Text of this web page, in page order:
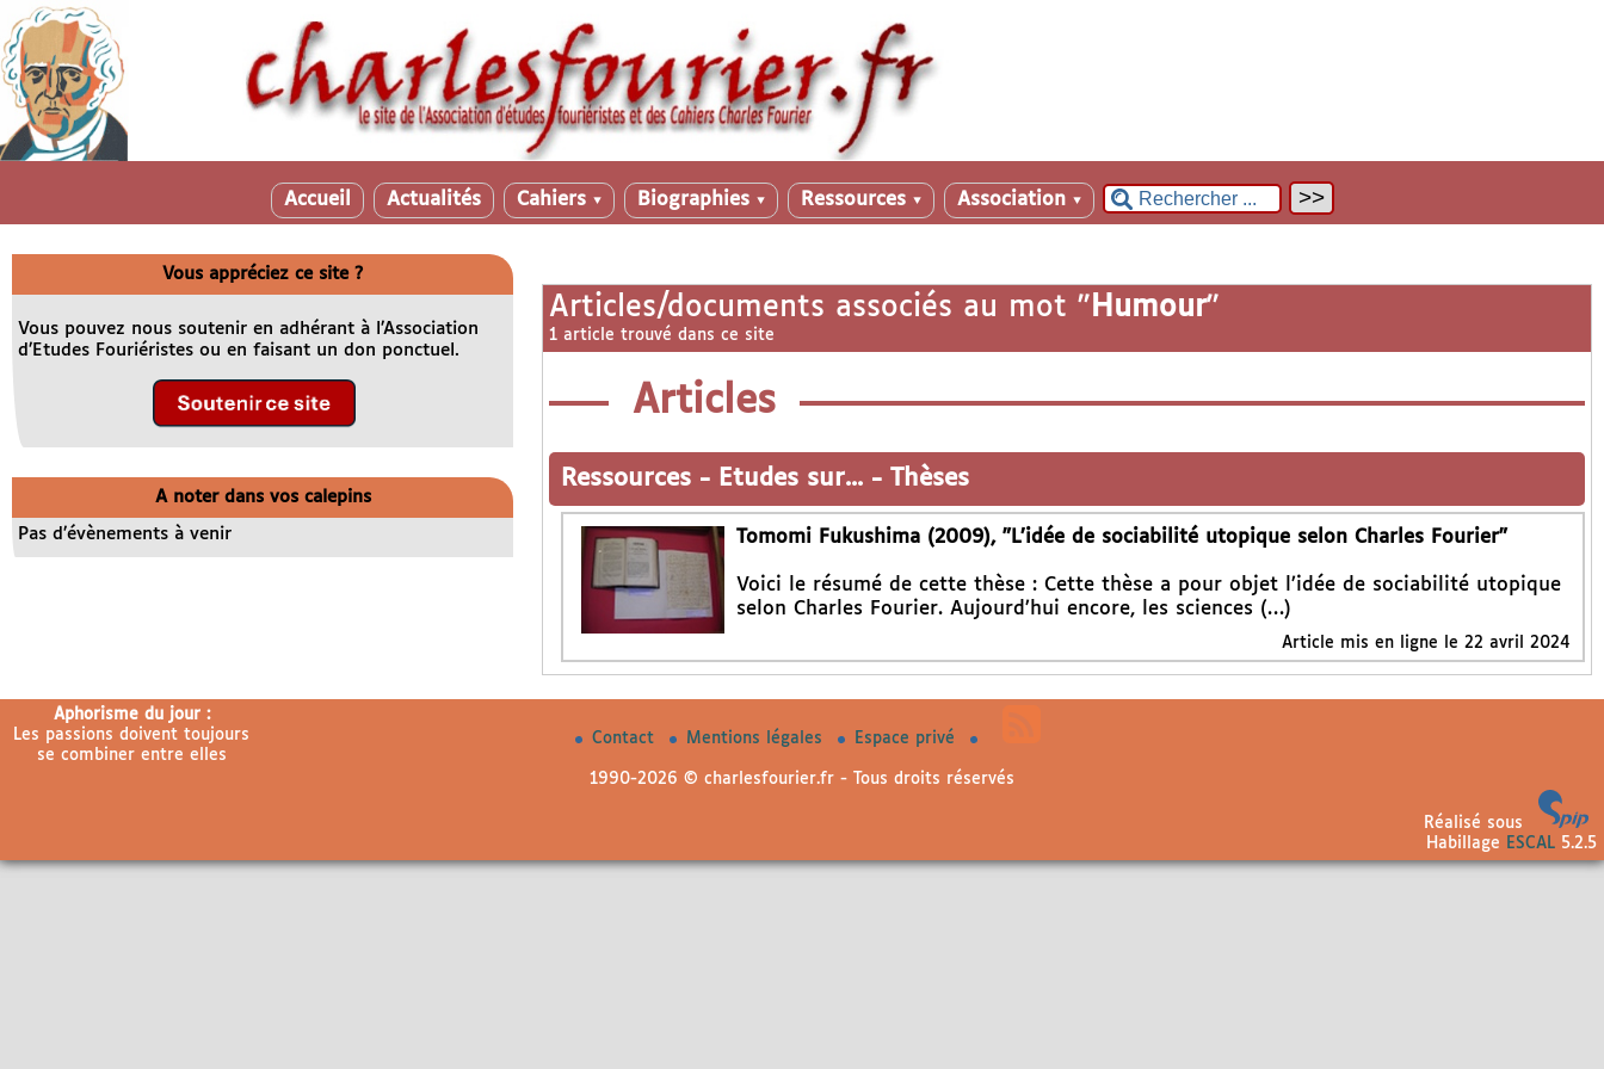
Accueil Actualités Cahiers ▼ Biographies ▼ Ressources ▼ Association ▼
Articles/documents associés au mot " Humour"
1 article trouvé dans ce site
Articles
Ressources - Etudes sur... - Thèses
Tomomi Fukushima (2009), "L’idée de sociabilité utopique selon Charles Fourier"
Voici le résumé de cette thèse : Cette thèse a pour objet l’idée de sociabilité utopique
selon Charles Fourier. Aujourd’hui encore, les sciences (…)
Article mis en ligne le 22 avril 2024
Vous appréciez ce site ?
Vous pouvez nous soutenir en adhérant à l’Association
d’Etudes Fouriéristes ou en faisant un don ponctuel.
A noter dans vos calepins
Pas d’évènements à venir
Aphorisme du jour :
Les passions doivent toujours
se combiner entre elles
Contact Mentions légales Espace privé
1990-2026 © charlesfourier.fr - Tous droits réservés
Réalisé sous
Habillage
ESCAL5.2.5